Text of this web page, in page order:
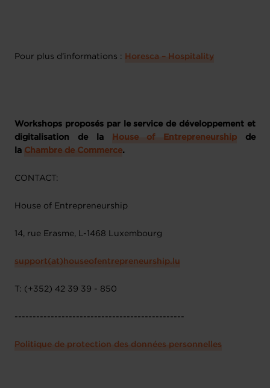
Pour plus d’informations : Horesca – Hospitality
Workshops proposés par le service de développement et
digitalisation de la
House of Entrepreneurship de
la Chambre de Commerce.
CONTACT:
House of Entrepreneurship
14, rue Erasme, L-1468 Luxembourg
support(at)houseofentrepreneurship.lu
T: (+352) 42 39 39 - 850
-----------------------------------------------
Politique de protection des données personnelles